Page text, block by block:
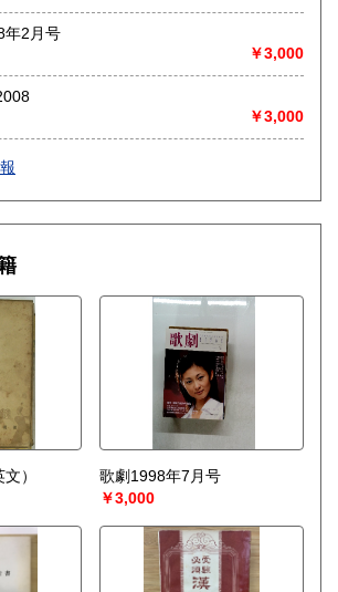
東海圏のみ
量や質が見込める場合は関東〜近畿エリ
理】
モノや道具など価値の有無が分からない
理、中国古典籍など査定にかなりの専門
相談ください。
無料
の無料送付可能
知りたい方は、事前査定のサービスもぜひ
1
取受付係
2月号
￥3,000
￥3,000
）
歌劇1998年7月号
￥3,000